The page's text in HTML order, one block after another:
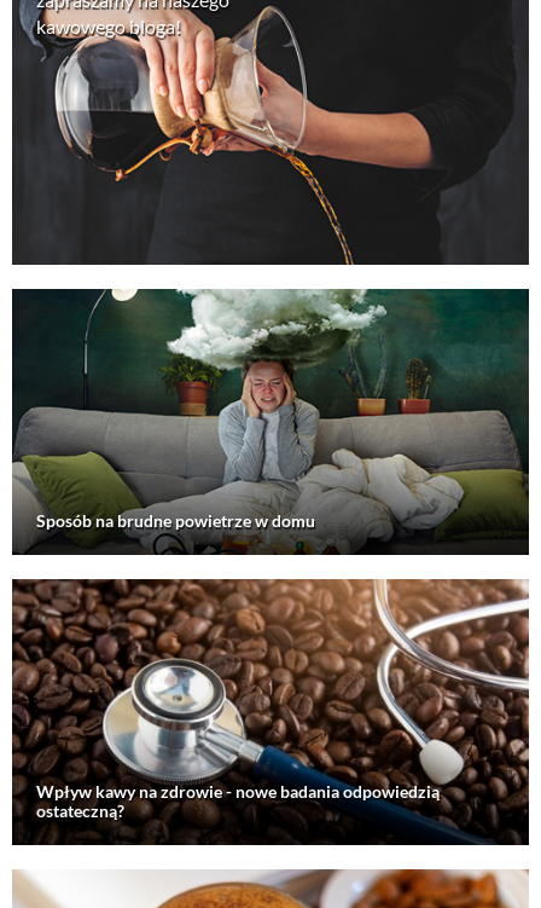
kawowego bloga!
Sposób na brudne powietrze w domu
Wpływ kawy na zdrowie - nowe badania odpowiedzią
ostateczną?